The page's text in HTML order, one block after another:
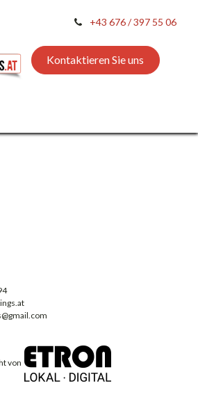
+43 676 / 397 55 06
Kontaktieren Sie uns
von